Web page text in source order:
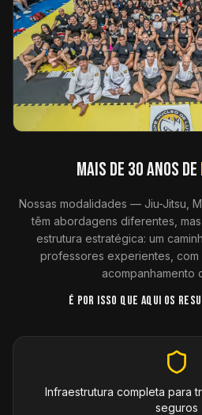
MAIS DE 30 ANOS DE
Nossas modalidades — Jiu-Jitsu,
têm abordagens diferentes,
estrutura estratégica: um
professores experientes, com
acompanhamento
É POR ISSO QUE AQUI OS
Infraestrutura completa para
seguros